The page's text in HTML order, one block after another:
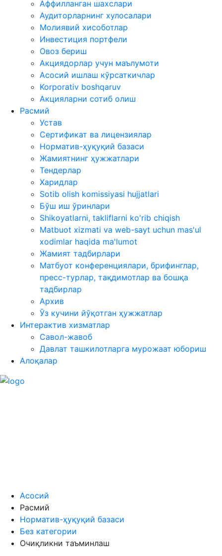
Аффилланган шахслари
Аудиторларнинг хулосалари
Молиявий хисоботлар
Инвестиция портфели
Овоз бериш
Акциядорлар учун маълумоти
Асосий ишлаш кўрсаткичлар
Korporativ boshqaruv
Акцияларни сотиб олиш
Расмий
Устав
Сертификат ва лицензиялар
Норматив-ҳуқуқий базаси
Жамиятнинг ҳужжатлари
Тендерлар
Харидлар
Sotib olish komissiyasi hujjatlari
Бўш иш ўринлари
Shikoyatlarni, takliflarni ko'rib chiqish
Matbuot xizmati va web-sayt uchun mas'ul
xodimlar haqida ma'lumot
Жамият тадбирлари
Матбуот конференциялари, брифинглар,
пресс-турлар, тақдимотлар ва бошқа
тадбирлар
Архив
Ўз кучини йўқотган ҳужжатлар
Интерактив хизматлар
Савол-жавоб
Давлат ташкилотларга мурожаат юбориш
Алоқалар
Асосий
Расмий
Норматив-ҳуқуқий базаси
Без категории
Очиқликни таъминлаш